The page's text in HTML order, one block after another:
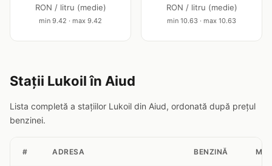
RON / litru (medie)
min 9.42 · max 9.42
RON / litru (medie)
min 10.63 · max 10.63
Stații Lukoil în Aiud
Lista completă a stațiilor Lukoil din Aiud, ordonată după prețul
benzinei.
# ADRESA BENZINĂ